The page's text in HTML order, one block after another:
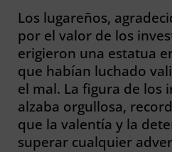
Los lugareños,
por el valor de los
erigieron una estatua
que habían luchado
el mal. La figura de los
alzaba orgullosa,
que la valentía y la
superar cualquier